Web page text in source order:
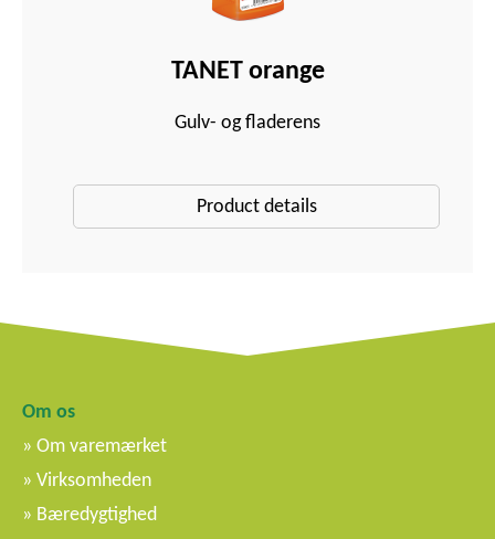
TANET orange
Gulv- og fladerens
Product details
Om os
Om varemærket
Virksomheden
Bæredygtighed